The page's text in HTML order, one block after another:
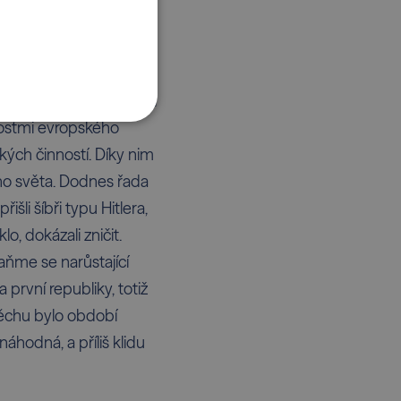
Ti nejenže postavili
evropského
činností. Díky nim
světa. Dodnes řada
šíbři typu Hitlera,
dokázali zničit.
se narůstající
první republiky, totiž
bylo období
a příliš klidu